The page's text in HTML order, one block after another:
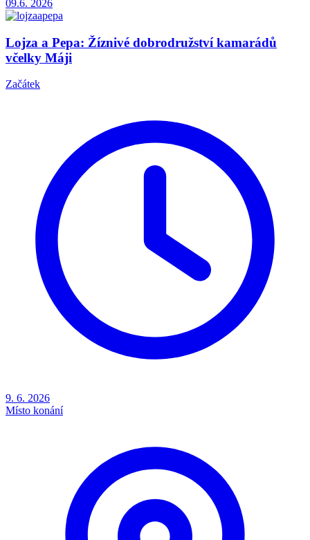
09.6. 2026
Lojza a Pepa: Žíznivé dobrodružství kamarádů
včelky Máji
Začátek
9. 6. 2026
Místo konání